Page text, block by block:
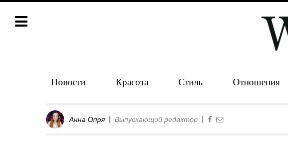
Новости Красота Стиль Отношения
Анна Опря Выпускающий редактор